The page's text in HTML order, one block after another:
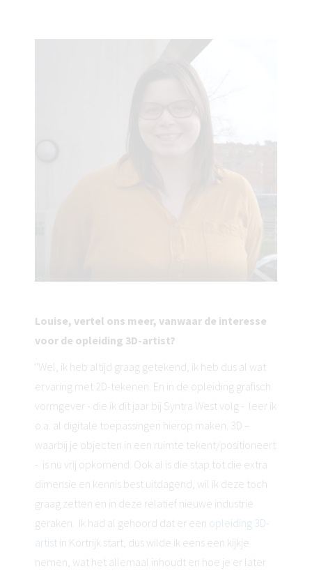
Louise, vertel ons meer, vanwaar de interesse
voor de opleiding 3D-artist?
"Wel, ik heb altijd graag getekend, ik heb dus al wat
ervaring met 2D-tekenen. En in de opleiding grafisch
vormgever - die ik dit jaar bij Syntra West volg - leer ik
o.a. al digitale toepassingen hierop maken. 3D –
waarbij je objecten in een ruimte tekent/positioneert
- is nu vrij opkomend. Ook al is die stap tot die extra
dimensie en kennis best uitdagend, wil ik deze toch
graag zetten en in deze relatief nieuwe industrie
geraken. Ik had al gehoord dat er een opleiding 3D-
artist in Kortrijk start, dus wilde ik eens een kijkje
nemen, wat het allemaal inhoudt en hoe je er later